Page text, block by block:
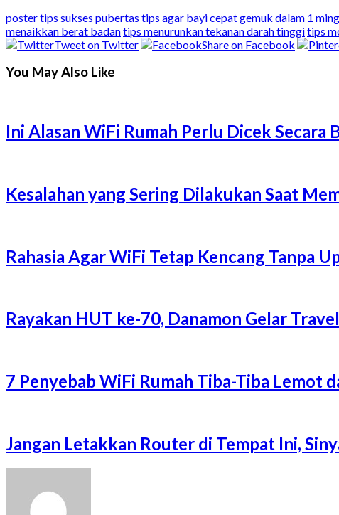
poster tips sukses pubertas tips agar bayi cepat gemuk dalam 1
menaikkan berat badantips menurunkan tekanan darah tinggitips
Tweet on Twitter
Share on Facebook
You May Also Like
Ini Alasan WiFi Rumah Perlu Dicek Secara
Kesalahan yang Sering Dilakukan Saat
Rahasia Agar WiFi Tetap Kencang Tanpa
Rayakan HUT ke-70, Danamon Gelar
7 Penyebab WiFi Rumah Tiba-Tiba Lemot
Jangan Letakkan Router di Tempat Ini,